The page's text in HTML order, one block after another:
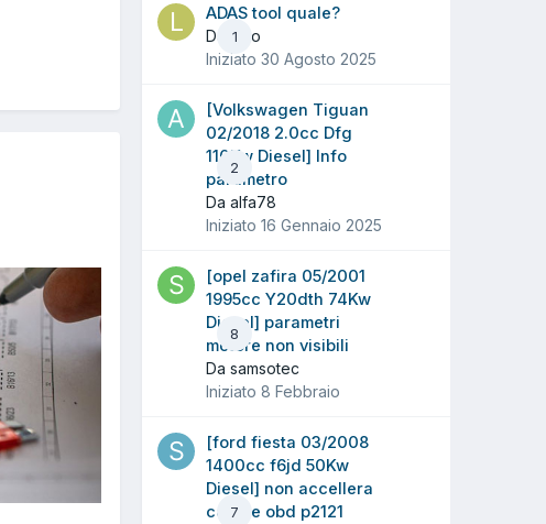
1
ADAS tool quale?
Da lario
Iniziato 30 Agosto 2025
2
[Volkswagen Tiguan
02/2018 2.0cc Dfg
110Kw Diesel] Info
parametro
Da alfa78
Iniziato 16 Gennaio 2025
8
[opel zafira 05/2001
1995cc Y20dth 74Kw
Diesel] parametri
motore non visibili
Da samsotec
Iniziato 8 Febbraio
7
[ford fiesta 03/2008
1400cc f6jd 50Kw
Diesel] non accellera
codice obd p2121